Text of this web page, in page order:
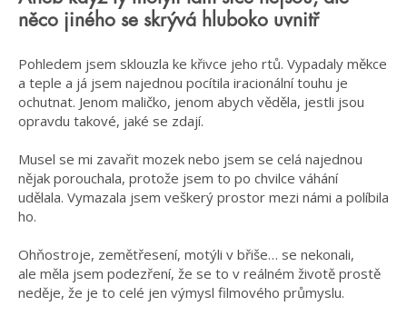
něco jiného se skrývá hluboko uvnitř
Pohledem jsem sklouzla ke křivce jeho rtů. Vypadaly měkce
a teple a já jsem najednou pocítila iracionální touhu je
ochutnat. Jenom maličko, jenom abych věděla, jestli jsou
opravdu takové, jaké se zdají.
Musel se mi zavařit mozek nebo jsem se celá najednou
nějak porouchala, protože jsem to po chvilce váhání
udělala. Vymazala jsem veškerý prostor mezi námi a políbila
ho.
Ohňostroje, zemětřesení, motýli v břiše… se nekonali,
ale měla jsem podezření, že se to v reálném životě prostě
neděje, že je to celé jen výmysl filmového průmyslu.